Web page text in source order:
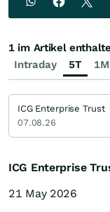
ICG Enterprise
21 May 2026
Intraday 5T 1M
1 im Artikel
ICG Enterprise Trust
07.08.26